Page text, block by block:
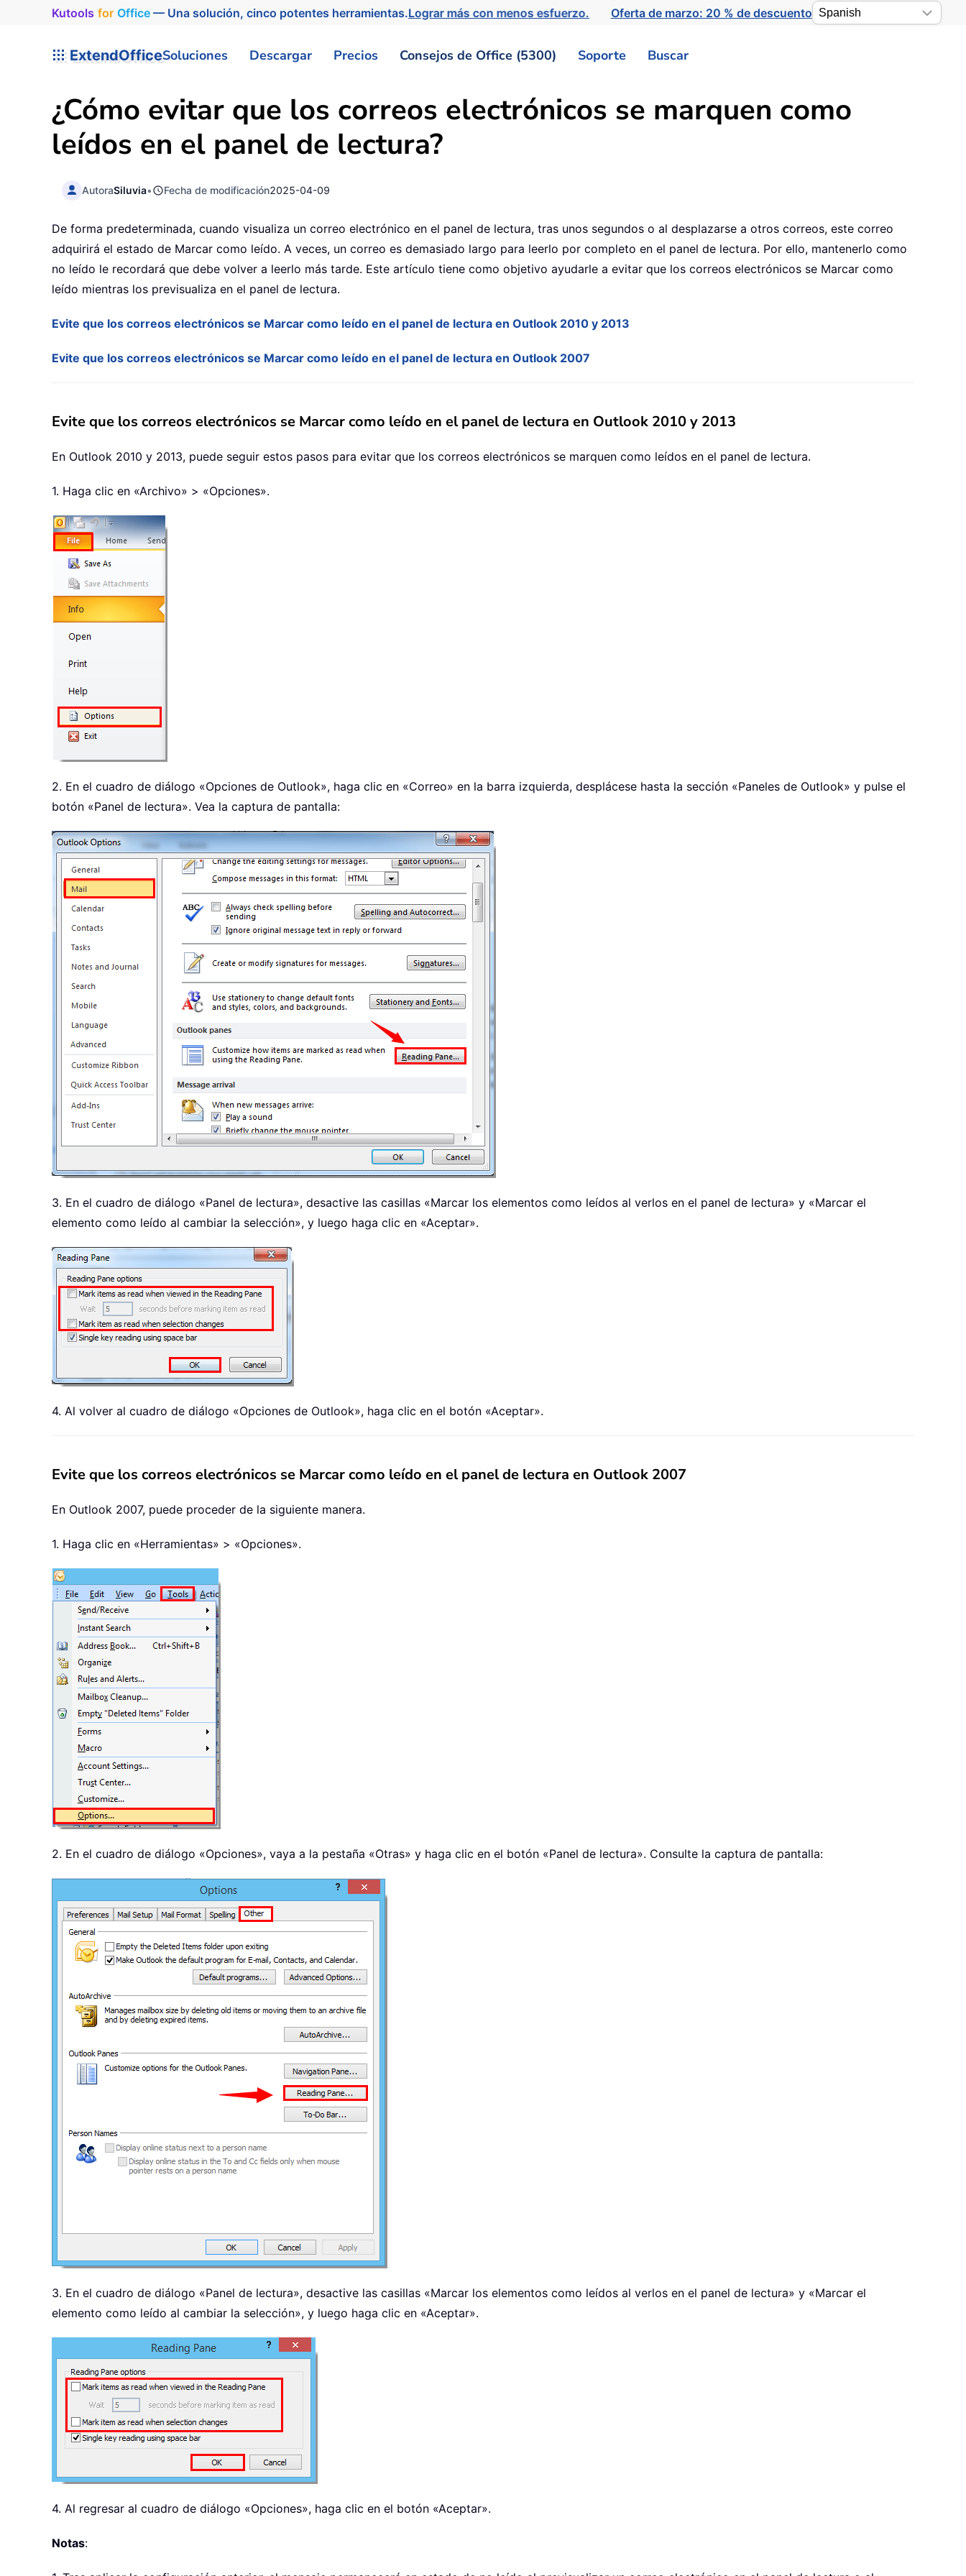
Kutools for Office— Una solución, cinco potentes herramientas.Lograr más con menos esfuerzo. Oferta de marzo: 20 % de descuento
ExtendOfficeSoluciones Descargar Precios Consejos de Office (5300) Soporte Buscar
¿Cómo evitar que los correos electrónicos se marquen como
leídos en el panel de lectura?
AutoraSiluvia• Fecha de modificación2025-04-09
De forma predeterminada, cuando visualiza un correo electrónico en el panel de lectura, tras unos segundos o al desplazarse a otros correos, este correo
adquirirá el estado de Marcar como leído. A veces, un correo es demasiado largo para leerlo por completo en el panel de lectura. Por ello, mantenerlo como
no leído le recordará que debe volver a leerlo más tarde. Este artículo tiene como objetivo ayudarle a evitar que los correos electrónicos se Marcar como
leído mientras los previsualiza en el panel de lectura.
Evite que los correos electrónicos se Marcar como leído en el panel de lectura en Outlook 2010 y 2013
Evite que los correos electrónicos se Marcar como leído en el panel de lectura en Outlook 2007
Evite que los correos electrónicos se Marcar como leído en el panel de lectura en Outlook 2010 y 2013
En Outlook 2010 y 2013, puede seguir estos pasos para evitar que los correos electrónicos se marquen como leídos en el panel de lectura.
1. Haga clic en «Archivo» > «Opciones».
2. En el cuadro de diálogo «Opciones de Outlook», haga clic en «Correo» en la barra izquierda, desplácese hasta la sección «Paneles de Outlook» y pulse el
botón «Panel de lectura». Vea la captura de pantalla:
3. En el cuadro de diálogo «Panel de lectura», desactive las casillas «Marcar los elementos como leídos al verlos en el panel de lectura» y «Marcar el
elemento como leído al cambiar la selección», y luego haga clic en «Aceptar».
4. Al volver al cuadro de diálogo «Opciones de Outlook», haga clic en el botón «Aceptar».
Evite que los correos electrónicos se Marcar como leído en el panel de lectura en Outlook 2007
En Outlook 2007, puede proceder de la siguiente manera.
1. Haga clic en «Herramientas» > «Opciones».
2. En el cuadro de diálogo «Opciones», vaya a la pestaña «Otras» y haga clic en el botón «Panel de lectura». Consulte la captura de pantalla:
3. En el cuadro de diálogo «Panel de lectura», desactive las casillas «Marcar los elementos como leídos al verlos en el panel de lectura» y «Marcar el
elemento como leído al cambiar la selección», y luego haga clic en «Aceptar».
4. Al regresar al cuadro de diálogo «Opciones», haga clic en el botón «Aceptar».
Notas: